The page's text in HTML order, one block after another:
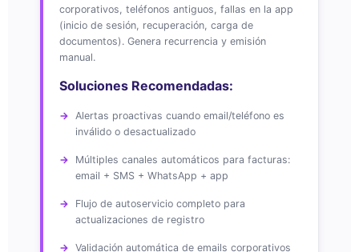
corporativos, teléfonos antiguos, fallas en la app
(inicio de sesión, recuperación, carga de
documentos). Genera recurrencia y emisión
manual.
Soluciones Recomendadas:
Alertas proactivas cuando email/teléfono es
inválido o desactualizado
Múltiples canales automáticos para facturas:
email + SMS + WhatsApp + app
Flujo de autoservicio completo para
actualizaciones de registro
Validación automática de emails corporativos